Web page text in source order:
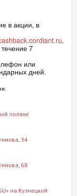
в акции, в
.
7
или
дней.
поляне
34
68
на Кузнецкой